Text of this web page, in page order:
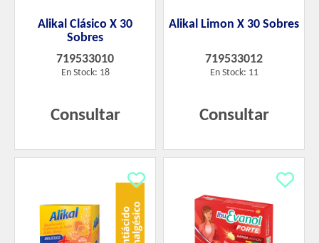
Alikal Clásico X 30
Sobres
719533010
En Stock: 18
Consultar
Alikal Limon X 30 Sobres
719533012
En Stock: 11
Consultar